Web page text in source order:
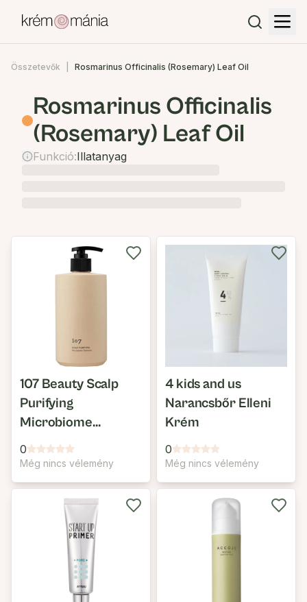
Összetevők Rosmarinus Officinalis (Rosemary) Leaf Oil
Rosmarinus Officinalis
(Rosemary) Leaf Oil
Funkció:Illatanyag
107 Beauty Scalp
Purifying
Microbiome
Shampoo
0
Még nincs vélemény
4 kids and us
Narancsbőr Elleni
Krém
0
Még nincs vélemény